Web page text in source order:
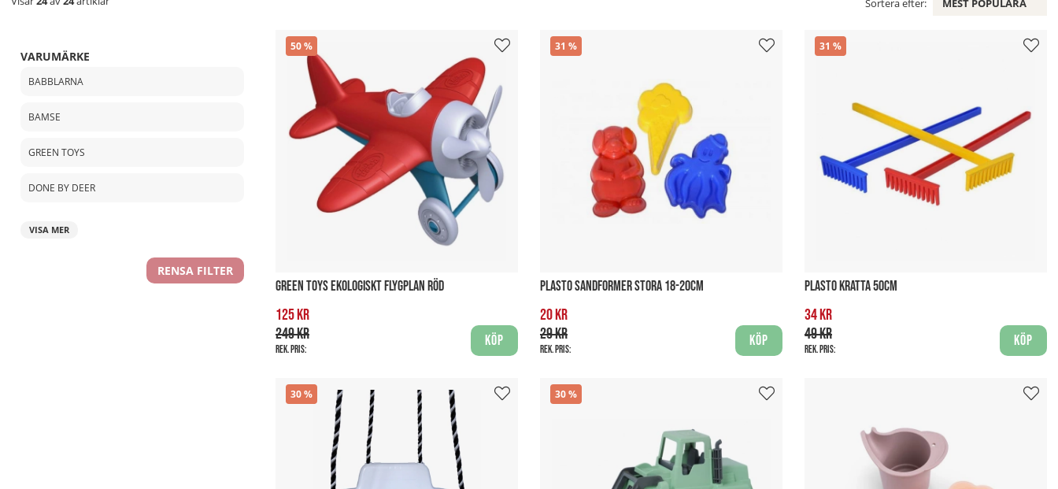
Sortera efter: MEST POPULÄRA
VARUMÄRKE
BABBLARNA
BAMSE
GREEN TOYS
DONE BY DEER
VISA MER
RENSA FILTER
50
GREEN TOYS EKOLOGISKT FLYGPLAN RÖD
125 kr
249 kr
Rek. pris:
Köp
31
PLASTO SANDFORMER STORA 18-20CM
20 kr
29 kr
Rek. pris:
Köp
31
PLASTO KRATTA 50CM
34 kr
49 kr
Rek. pris:
Köp
30 30